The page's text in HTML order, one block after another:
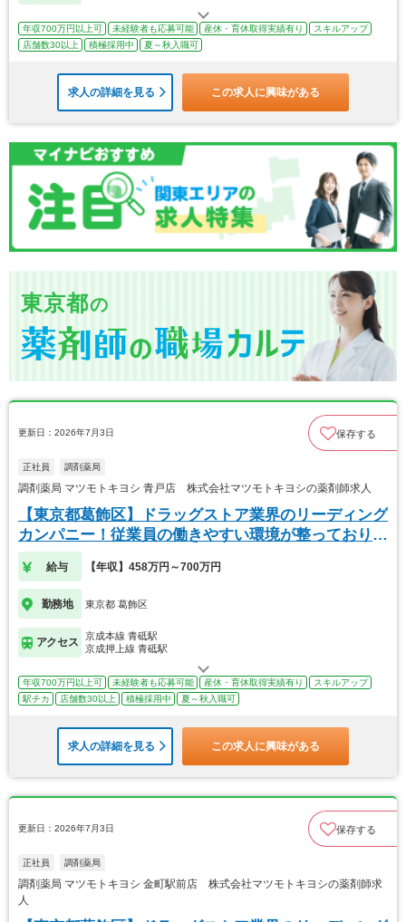
年収700万円以上可 未経験者も応募可能 産休・育休取得実績有り
スキルアップ
店舗数30以上
積極採用中 夏～秋入職可
求人の詳細を見る この求人に興味がある
東京都の
更新日：2026年7月3日 保存する
正社員 調剤薬局
調剤薬局 マツモトキヨシ 青戸店 株式会社マツモトキヨシの薬剤師求人
【東京都葛飾区】ドラッグストア業界のリーディング
カンパニー！従業員の働きやすい環境が整っておりま
す！
給与 【年収】458万円～700万円
勤務地 東京都 葛飾区
アクセス
京成本線 青砥駅
京成押上線 青砥駅
年収700万円以上可 未経験者も応募可能 産休・育休取得実績有り
スキルアップ
駅チカ
店舗数30以上 積極採用中 夏～秋入職可
求人の詳細を見る この求人に興味がある
更新日：2026年7月3日 保存する
正社員 調剤薬局
調剤薬局 マツモトキヨシ 金町駅前店 株式会社マツモトキヨシの薬剤師求
人